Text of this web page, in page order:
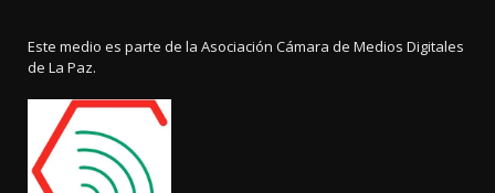
Este medio es parte de la Asociación Cámara de Medios Digitales
de La Paz.